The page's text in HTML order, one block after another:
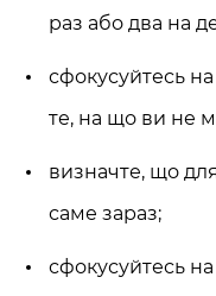
раз або два на
сфокусуйтесь на
те, на що ви не
визначте, що
саме зараз;
сфокусуйтесь